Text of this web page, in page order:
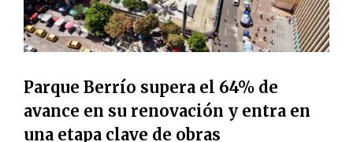
Parque Berrío supera el 64% de
avance en su renovación y entra en
una etapa clave de obras